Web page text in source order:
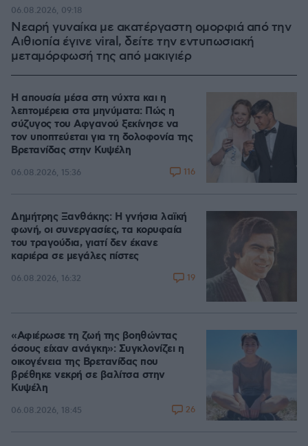
Νεαρή γυναίκα με ακατέργαστη ομορφιά από την
Αιθιοπία έγινε viral, δείτε την εντυπωσιακή
μεταμόρφωσή της από μακιγιέρ
06.08.2026, 09:18
Η απουσία μέσα στη νύχτα και η
λεπτομέρεια στα μηνύματα: Πώς η
σύζυγος του Αφγανού ξεκίνησε να
τον υποπτεύεται για τη δολοφονία της
Βρετανίδας στην Κυψέλη
06.08.2026, 15:36 116
Δημήτρης Ξανθάκης: Η γνήσια λαϊκή
φωνή, οι συνεργασίες, τα κορυφαία
του τραγούδια, γιατί δεν έκανε
καριέρα σε μεγάλες πίστες
06.08.2026, 16:32 19
«Αφιέρωσε τη ζωή της βοηθώντας
όσους είχαν ανάγκη»: Συγκλονίζει η
οικογένεια της Βρετανίδας που
βρέθηκε νεκρή σε βαλίτσα στην
Κυψέλη
06.08.2026, 18:45 26